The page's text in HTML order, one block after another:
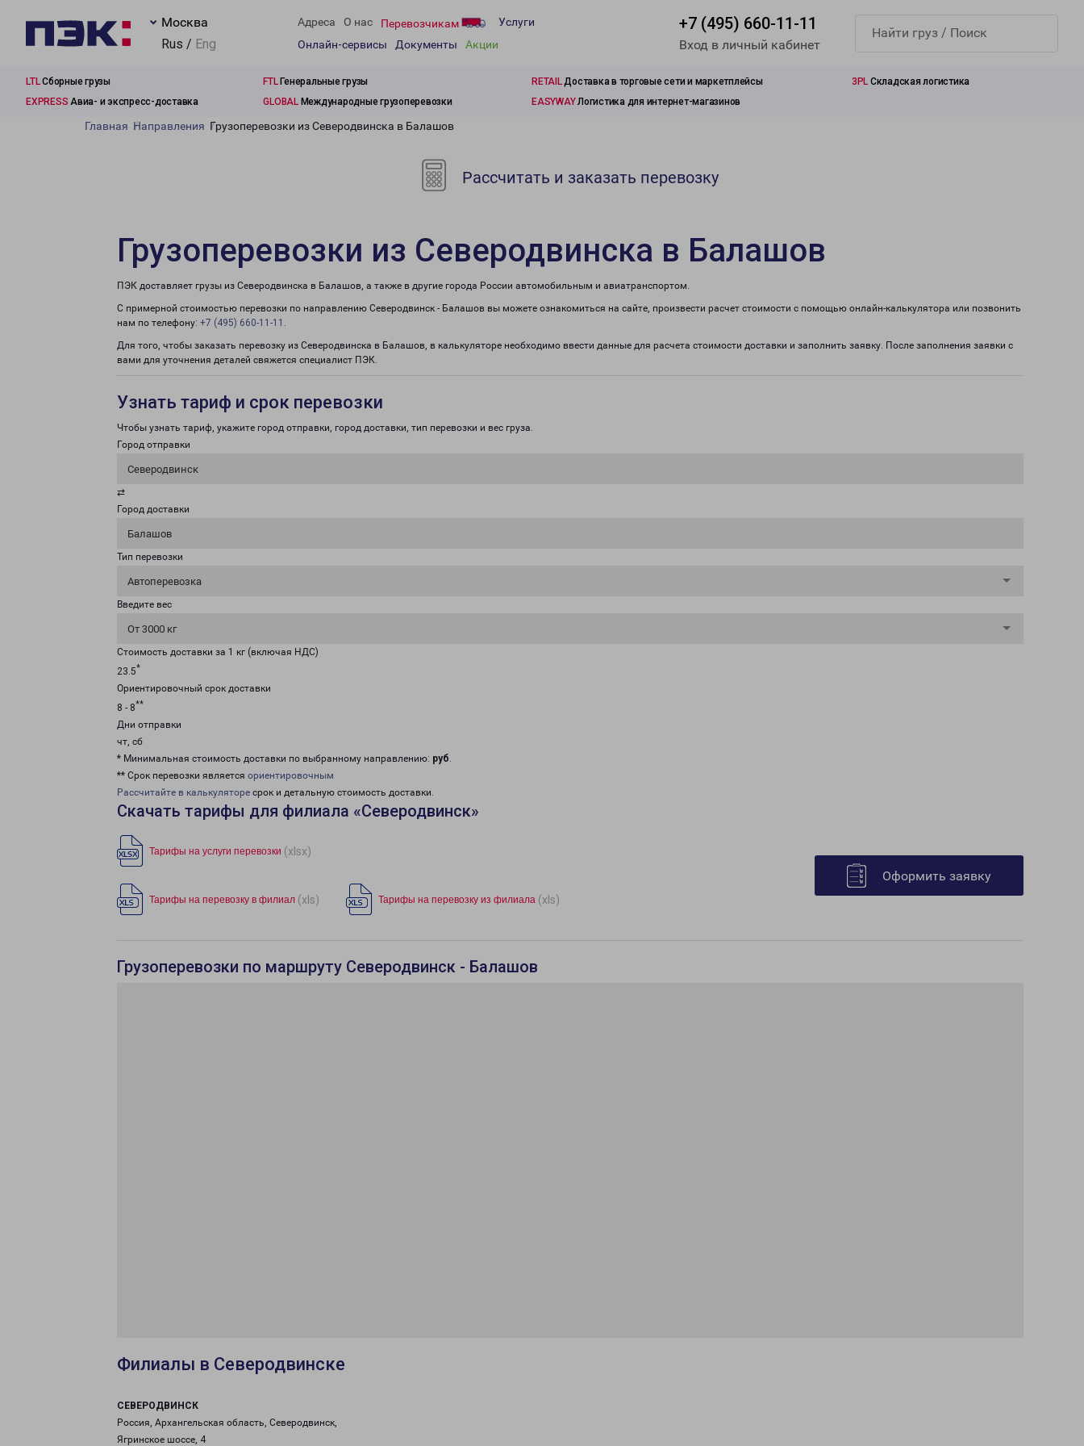
Москва
Rus / Eng
Адреса О нас Перевозчикам
Услуги
Онлайн-сервисы
Документы Акции
+7 (495) 660-11-11
Вход в личный кабинет
LTLСборные грузы FTLГенеральные грузы RETAILДоставка в торговые сети и маркетплейсы 3PL Складская логистика
EXPRESS Авиа- и экспресс-доставка GLOBALМеждународные грузоперевозки EASYWAYЛогистика для интернет-магазинов
Главная Направления Грузоперевозки из Северодвинска в Балашов
Рассчитать и заказать перевозку
Грузоперевозки из Северодвинска в Балашов
ПЭК доставляет грузы из Северодвинска в Балашов, а также в другие города России автомобильным и авиатранспортом.
С примерной стоимостью перевозки по направлению Северодвинск - Балашов вы можете ознакомиться на сайте, произвести расчет стоимости с помощью онлайн-калькулятора или позвонить
нам по телефону: +7 (495) 660-11-11 .
Для того, чтобы заказать перевозку из Северодвинска в Балашов, в калькуляторе необходимо ввести данные для расчета стоимости доставки и заполнить заявку. После заполнения заявки с
вами для уточнения деталей свяжется специалист ПЭК.
Узнать тариф и срок перевозки
Чтобы узнать тариф, укажите город отправки, город доставки, тип перевозки и вес груза.
Город отправки
Северодвинск
⇄
Город доставки
Балашов
Тип перевозки
Автоперевозка
Введите вес
От 3000 кг
Стоимость доставки за 1 кг (включая НДС)
23.5*
Ориентировочный срок доставки
8 - 8**
Дни отправки
чт, сб
* Минимальная стоимость доставки по выбранному направлению: руб.
** Срок перевозки является ориентировочным
Рассчитайте в калькуляторе срок и детальную стоимость доставки.
Скачать тарифы для филиала «Северодвинск»
Тарифы на услуги перевозки (xlsx)
Тарифы на перевозку в филиал (xls) Тарифы на перевозку из филиала (xls)
Оформить заявку
Грузоперевозки по маршруту Северодвинск - Балашов
Филиалы в Северодвинске
СЕВЕРОДВИНСК
Россия, Архангельская область, Северодвинск,
Ягринское шоссе, 4